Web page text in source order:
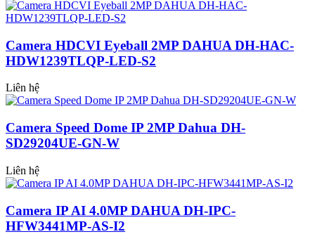
Camera HDCVI Eyeball 2MP DAHUA DH-HAC-
HDW1239TLQP-LED-S2
Liên hệ
Camera Speed Dome IP 2MP Dahua DH-
SD29204UE-GN-W
Liên hệ
Camera IP AI 4.0MP DAHUA DH-IPC-
HFW3441MP-AS-I2